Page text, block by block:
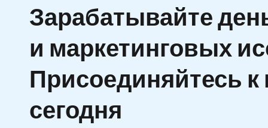
Зарабатывайте
и маркетинговых
Присоединяйтесь
сегодня